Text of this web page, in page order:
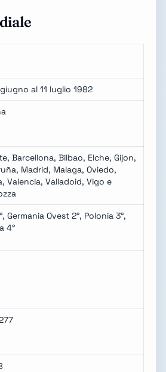
al 11 luglio 1982
Barcellona, Bilbao, Elche, Gijon,
Madrid, Malaga, Oviedo,
Valencia, Valladoid, Vigo e
Germania Ovest 2°, Polonia 3°,
4°